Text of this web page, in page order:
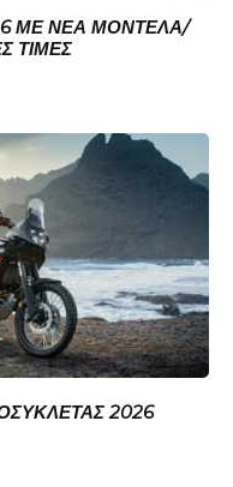
ΜΕ ΝΕΑ ΜΟΝΤΕΛΑ/
ΤΙΜΕΣ
2026